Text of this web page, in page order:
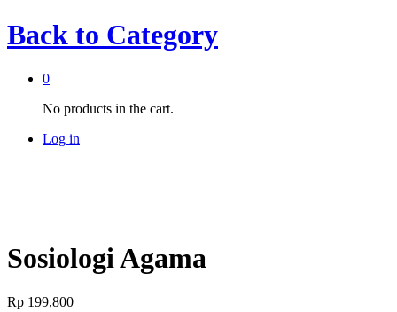
Back to Category
0
No products in the cart.
Log in
Sosiologi Agama
Rp 199,800